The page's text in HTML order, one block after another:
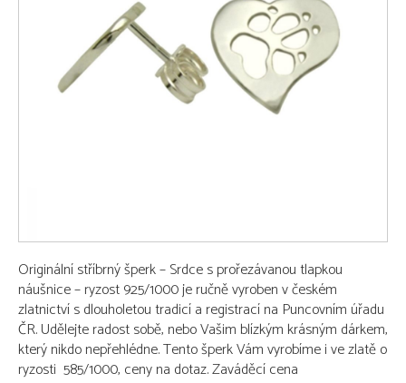
Originální stříbrný šperk – Srdce s prořezávanou tlapkou
náušnice – ryzost 925/1000 je ručně vyroben v českém
zlatnictví s dlouholetou tradicí a registrací na Puncovním úřadu
ČR. Udělejte radost sobě, nebo Vašim blízkým krásným dárkem,
který nikdo nepřehlédne. Tento šperk Vám vyrobíme i ve zlatě o
ryzosti 585/1000, ceny na dotaz. Zaváděcí cena